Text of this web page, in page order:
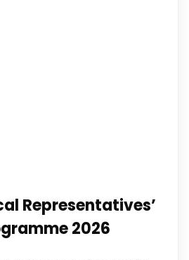
Representatives’
2026